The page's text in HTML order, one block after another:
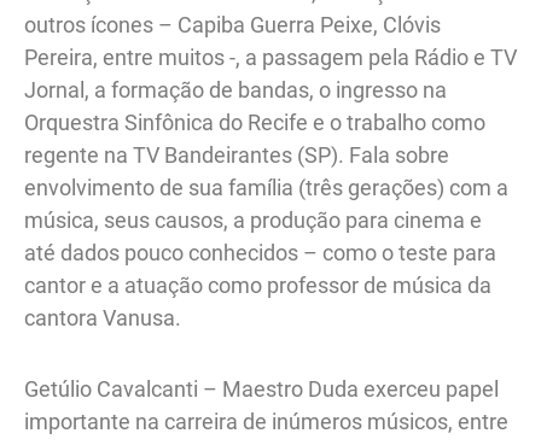
outros ícones – Capiba Guerra Peixe, Clóvis
Pereira, entre muitos -, a passagem pela Rádio e TV
Jornal, a formação de bandas, o ingresso na
Orquestra Sinfônica do Recife e o trabalho como
regente na TV Bandeirantes (SP). Fala sobre
envolvimento de sua família (três gerações) com a
música, seus causos, a produção para cinema e
até dados pouco conhecidos – como o teste para
cantor e a atuação como professor de música da
cantora Vanusa.
Getúlio Cavalcanti – Maestro Duda exerceu papel
importante na carreira de inúmeros músicos, entre